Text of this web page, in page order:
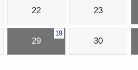
22 23
19
29 30